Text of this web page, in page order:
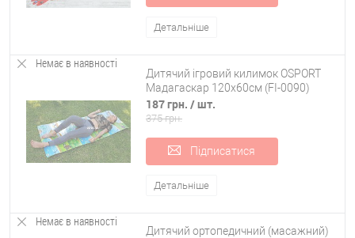
Детальніше
Немає в наявності
Дитячий ігровий килимок OSPORT
Мадагаскар 120x60см (FI-0090)
187 грн. / шт.
375 грн.
Підписатися
Детальніше
Немає в наявності
Дитячий ортопедичний (масажний)